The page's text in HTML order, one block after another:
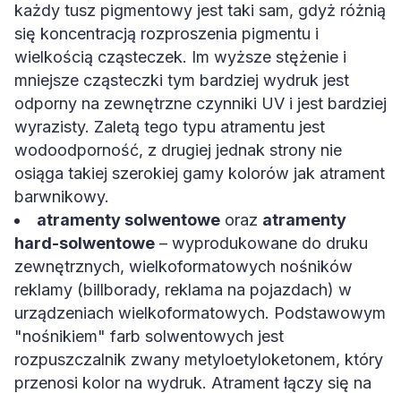
każdy tusz pigmentowy jest taki sam, gdyż różnią
się koncentracją rozproszenia pigmentu i
wielkością cząsteczek. Im wyższe stężenie i
mniejsze cząsteczki tym bardziej wydruk jest
odporny na zewnętrzne czynniki UV i jest bardziej
wyrazisty. Zaletą tego typu atramentu jest
wodoodporność, z drugiej jednak strony nie
osiąga takiej szerokiej gamy kolorów jak atrament
barwnikowy.
atramenty solwentowe oraz atramenty
hard-solwentowe – wyprodukowane do druku
zewnętrznych, wielkoformatowych nośników
reklamy (billborady, reklama na pojazdach) w
urządzeniach wielkoformatowych. Podstawowym
"nośnikiem" farb solwentowych jest
rozpuszczalnik zwany metyloetyloketonem, który
przenosi kolor na wydruk. Atrament łączy się na